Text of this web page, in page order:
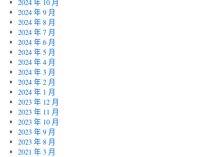
2024 年 10 月
2024 年 9 月
2024 年 8 月
2024 年 7 月
2024 年 6 月
2024 年 5 月
2024 年 4 月
2024 年 3 月
2024 年 2 月
2024 年 1 月
2023 年 12 月
2023 年 11 月
2023 年 10 月
2023 年 9 月
2023 年 8 月
2021 年 3 月